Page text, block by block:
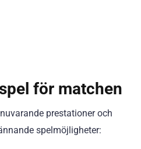
för matchen
prestationer och
spelmöjligheter: